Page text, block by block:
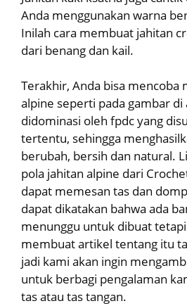
Anda menggunakan warna
Inilah cara membuat jahitan
dari benang dan kail.
Terakhir, Anda bisa mencoba
alpine seperti pada gambar
didominasi oleh fpdc yang
tertentu, sehingga
berubah, bersih dan natural.
pola jahitan alpine dari
dapat memesan tas dan
dapat dikatakan bahwa ada
menunggu untuk dibuat
membuat artikel tentang itu
jadi kami akan ingin
untuk berbagi pengalaman
tas atau tas tangan.